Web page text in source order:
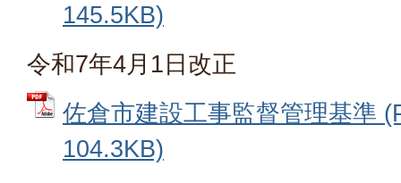
145.5KB)
令和7年4月1日改正
佐倉市建設工事監督管理基準
104.3KB)